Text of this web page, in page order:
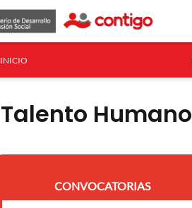
INICIO
Talento Humano
CONVOCATORIAS